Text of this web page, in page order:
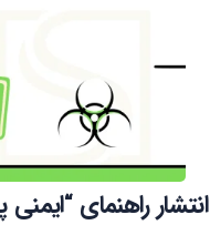
انتشار راهنمای